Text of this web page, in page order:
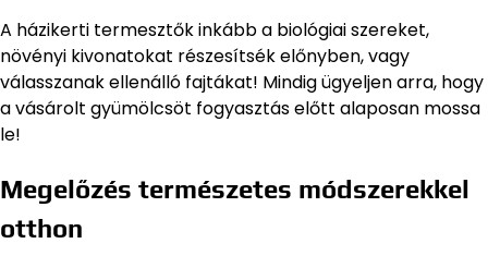
A házikerti termesztők inkább a biológiai szereket,
növényi kivonatokat részesítsék előnyben, vagy
válasszanak ellenálló fajtákat! Mindig ügyeljen arra, hogy
a vásárolt gyümölcsöt fogyasztás előtt alaposan mossa
le!
Megelőzés természetes módszerekkel
otthon